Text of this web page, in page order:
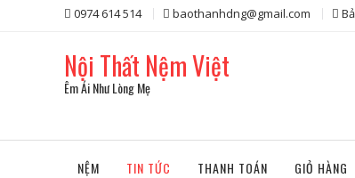
0974 614 514 baothanhdng@gmail.com
Nội Thất Nệm Việt
Êm Ái Như Lòng Mẹ
NỆM TIN TỨC THANH TOÁN GIỎ HÀNG